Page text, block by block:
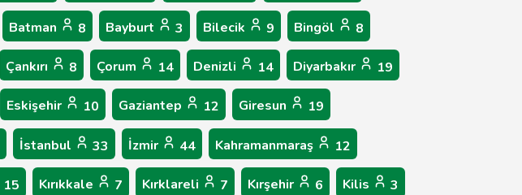
Batman 8 Bayburt 3 Bilecik 9 Bingöl 8
Çankırı 8 Çorum 14 Denizli 14 Diyarbakır 19
Eskişehir 10 Gaziantep 12 Giresun 19
İstanbul 33 İzmir 44 Kahramanmaraş 12
15 Kırıkkale 7 Kırklareli 7 Kırşehir 6 Kilis 3